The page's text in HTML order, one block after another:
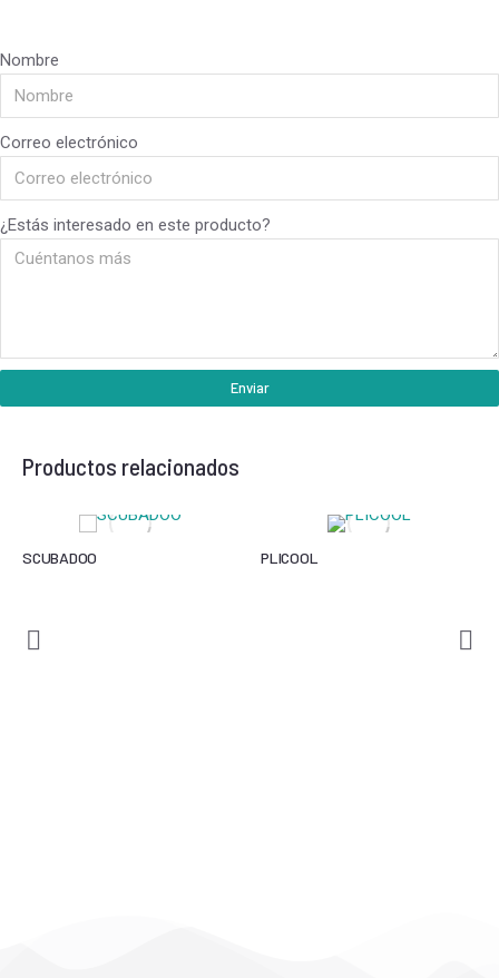
Nombre
Correo electrónico
¿Estás interesado en este producto?
Enviar
Productos relacionados
SCUBADOO PLICOOL